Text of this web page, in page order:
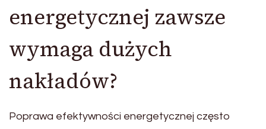
energetycznej zawsze
wymaga dużych
nakładów?
Poprawa efektywności energetycznej często